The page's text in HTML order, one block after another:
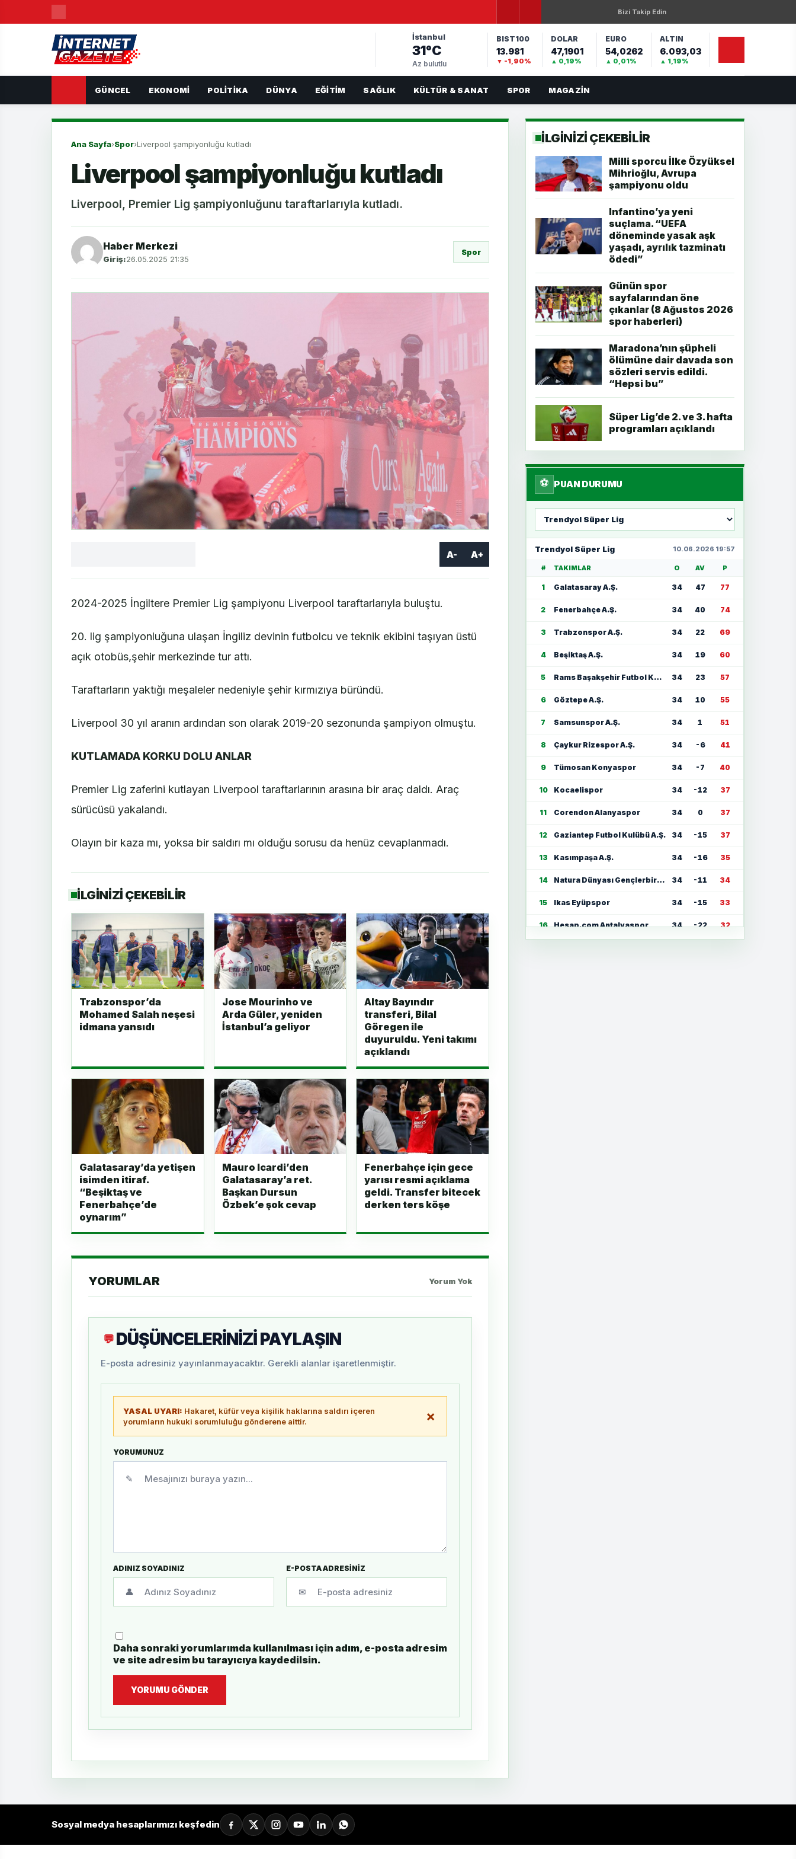
Bizi Takip Edin
İstanbul
31°C
Az bulutlu
BIST100
13.981
▼ -1,90%
DOLAR
47,1901
▲ 0,19%
EURO
54,0262
▲ 0,01%
ALTIN
6.093,03
▲ 1,19%
GÜNCEL EKONOMI POLITIKA DÜNYA EĞITIM SAĞLIK KÜLTÜR & SANAT SPOR MAGAZIN
Ana Sayfa›Spor›Liverpool şampiyonluğu kutladı
Liverpool şampiyonluğu kutladı
Liverpool, Premier Lig şampiyonluğunu taraftarlarıyla kutladı.
Haber Merkezi
Giriş:26.05.2025 21:35
Spor
A- A+
2024-2025 İngiltere Premier Lig şampiyonu Liverpool taraftarlarıyla buluştu.
20. lig şampiyonluğuna ulaşan İngiliz devinin futbolcu ve teknik ekibini taşıyan üstü
açık otobüs,şehir merkezinde tur attı.
Taraftarların yaktığı meşaleler nedeniyle şehir kırmızıya büründü.
Liverpool 30 yıl aranın ardından son olarak 2019-20 sezonunda şampiyon olmuştu.
KUTLAMADA KORKU DOLU ANLAR
Premier Lig zaferini kutlayan Liverpool taraftarlarının arasına bir araç daldı. Araç
sürücüsü yakalandı.
Olayın bir kaza mı, yoksa bir saldırı mı olduğu sorusu da henüz cevaplanmadı.
İLGİNİZİ ÇEKEBİLİR
Trabzonspor’da
Mohamed Salah neşesi
idmana yansıdı
Jose Mourinho ve
Arda Güler, yeniden
İstanbul’a geliyor
Altay Bayındır
transferi, Bilal
Göregen ile
duyuruldu. Yeni takımı
açıklandı
Galatasaray’da yetişen
isimden itiraf.
“Beşiktaş ve
Fenerbahçe’de
oynarım”
Mauro Icardi’den
Galatasaray’a ret.
Başkan Dursun
Özbek’e şok cevap
Fenerbahçe için gece
yarısı resmi açıklama
geldi. Transfer bitecek
derken ters köşe
YORUMLAR Yorum Yok
💬 DÜŞÜNCELERİNİZİ PAYLAŞIN
E-posta adresiniz yayınlanmayacaktır. Gerekli alanlar işaretlenmiştir.
YASAL UYARI: Hakaret, küfür veya kişilik haklarına saldırı içeren
yorumların hukuki sorumluluğu gönderene aittir.
×
YORUMUNUZ
✎
ADINIZ SOYADINIZ
👤
E-POSTA ADRESİNİZ
✉
Daha sonraki yorumlarımda kullanılması için adım, e-posta adresim
ve site adresim bu tarayıcıya kaydedilsin.
YORUMU GÖNDER
İLGİNİZİ ÇEKEBİLİR
Milli sporcu İlke Özyüksel
Mihrioğlu, Avrupa
şampiyonu oldu
Infantino’ya yeni
suçlama. “UEFA
döneminde yasak aşk
yaşadı, ayrılık tazminatı
ödedi”
Günün spor
sayfalarından öne
çıkanlar (8 Ağustos 2026
spor haberleri)
Maradona’nın şüpheli
ölümüne dair davada son
sözleri servis edildi.
“Hepsi bu”
Süper Lig’de 2. ve 3. hafta
programları açıklandı
⚽ PUAN DURUMU
seç
Trendyol Süper Lig 10.06.2026 19:57
# TAKIMLAR O AV P
1 Galatasaray A.Ş. 34 47 77
2 Fenerbahçe A.Ş. 34 40 74
3 Trabzonspor A.Ş. 34 22 69
4 Beşiktaş A.Ş. 34 19 60
5 Rams Başakşehir Futbol Kulübü 34 23 57
6 Göztepe A.Ş. 34 10 55
7 Samsunspor A.Ş. 34 1 51
8 Çaykur Rizespor A.Ş. 34 -6 41
9 Tümosan Konyaspor 34 -7 40
10 Kocaelispor 34 -12 37
11 Corendon Alanyaspor 34 0 37
12 Gaziantep Futbol Kulübü A.Ş. 34 -15 37
13 Kasımpaşa A.Ş. 34 -16 35
14 Natura Dünyası Gençlerbirliği 34 -11 34
15 Ikas Eyüpspor 34 -15 33
16 Hesap.com Antalyaspor 34 -22 32
Sosyal medya hesaplarımızı keşfedin